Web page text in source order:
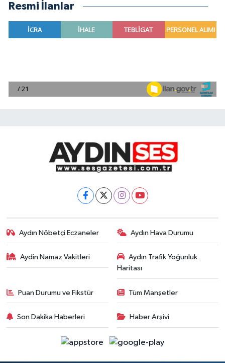
Resmi İlanlar
Aydın Nöbetçi Eczaneler Aydın Hava Durumu
Aydin Namaz Vakitleri
Aydın Trafik Yoğunluk
Haritası
Puan Durumu ve Fikstür Tüm Manşetler
Son Dakika Haberleri Haber Arşivi